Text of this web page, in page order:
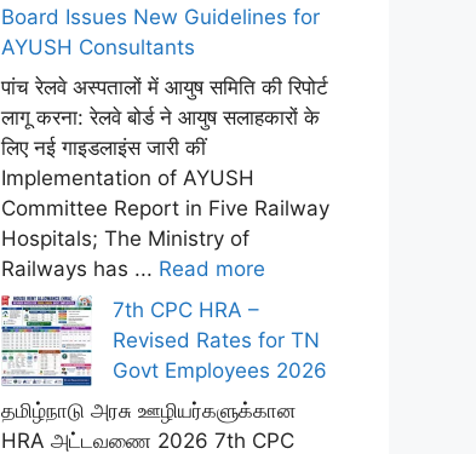
Board Issues New Guidelines for
AYUSH Consultants
पांच रेलवे अस्पतालों में आयुष समिति की रिपोर्ट
लागू करना: रेलवे बोर्ड ने आयुष सलाहकारों के
लिए नई गाइडलाइंस जारी कीं
Implementation of AYUSH
Committee Report in Five Railway
Hospitals; The Ministry of
Railways has ... Read more
7th CPC HRA –
Revised Rates for TN
Govt Employees 2026
தமிழ்நாடு அரசு ஊழியர்களுக்கான
HRA அட்டவணை 2026 7th CPC